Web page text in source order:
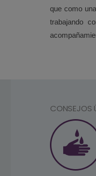
que como
trabajando
CONSEJOS